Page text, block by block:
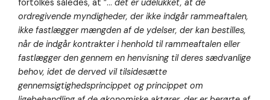
fortolkes således, at ”… det er udelukket, at de
ordregivende myndigheder, der ikke indgår rammeaftalen,
ikke fastlægger mængden af de ydelser, der kan bestilles,
når de indgår kontrakter i henhold til rammeaftalen eller
fastlægger den gennem en henvisning til deres sædvanlige
behov, idet de derved vil tilsidesætte
gennemsigtighedsprincippet og princippet om